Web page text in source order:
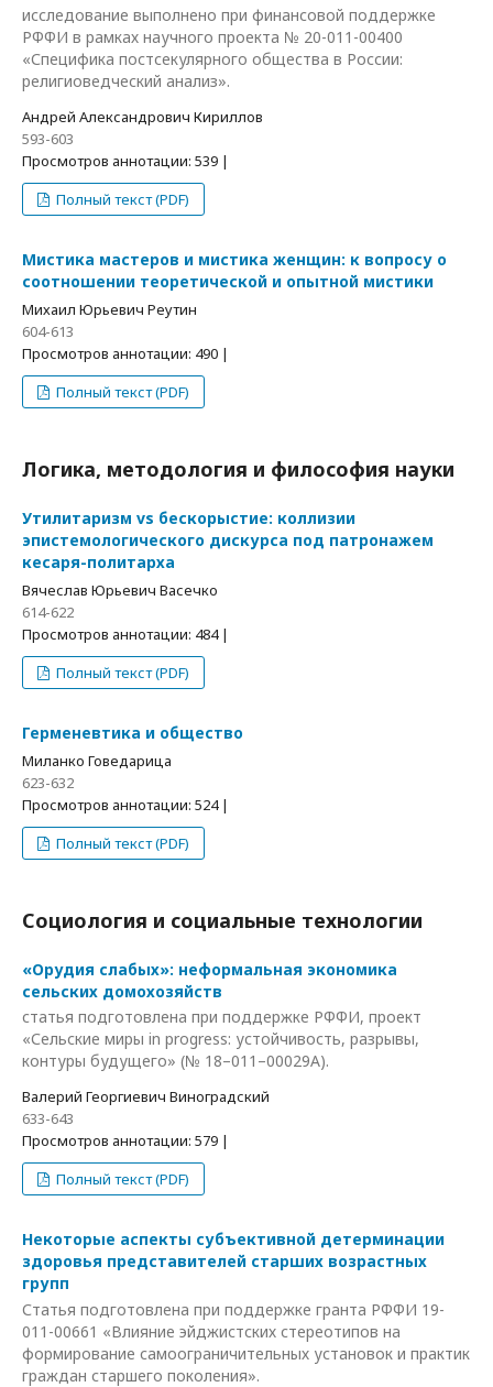
исследование выполнено при финансовой поддержке
РФФИ в рамках научного проекта № 20-011-00400
«Специфика постсекулярного общества в России:
религиоведческий анализ».
Андрей Александрович Кириллов
593-603
Просмотров аннотации: 539 |
Полный текст (PDF)
Мистика мастеров и мистика женщин: к вопросу о
соотношении теоретической и опытной мистики
Михаил Юрьевич Реутин
604-613
Просмотров аннотации: 490 |
Полный текст (PDF)
Логика, методология и философия науки
Утилитаризм vs бескорыстие: коллизии
эпистемологического дискурса под патронажем
кесаря-политарха
Вячеслав Юрьевич Васечко
614-622
Просмотров аннотации: 484 |
Полный текст (PDF)
Герменевтика и общество
Миланко Говедарица
623-632
Просмотров аннотации: 524 |
Полный текст (PDF)
Социология и социальные технологии
«Орудия слабых»: неформальная экономика
сельских домохозяйств
статья подготовлена при поддержке РФФИ, проект
«Сельские миры in progress: устойчивость, разрывы,
контуры будущего» (№ 18–011–00029А).
Валерий Георгиевич Виноградский
633-643
Просмотров аннотации: 579 |
Полный текст (PDF)
Некоторые аспекты субъективной детерминации
здоровья представителей старших возрастных
групп
Статья подготовлена при поддержке гранта РФФИ 19-
011-00661 «Влияние эйджистских стереотипов на
формирование самоограничительных установок и практик
граждан старшего поколения».